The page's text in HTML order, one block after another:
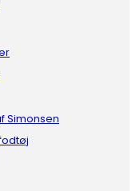
Simonsen